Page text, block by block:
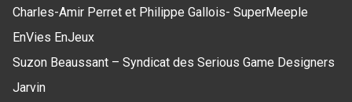
Charles-Amir Perret et Philippe Gallois- SuperMeeple
EnVies EnJeux
Suzon Beaussant – Syndicat des Serious Game Designers
Jarvin